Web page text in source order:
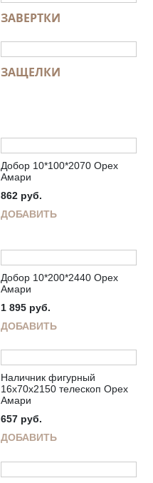
ЗАВЕРТКИ
ЗАЩЕЛКИ
Добор 10*100*2070 Орех
Амари
862 руб.
ДОБАВИТЬ
Добор 10*200*2440 Орех
Амари
1 895 руб.
ДОБАВИТЬ
Наличник фигурный
16х70х2150 телескоп Орех
Амари
657 руб.
ДОБАВИТЬ